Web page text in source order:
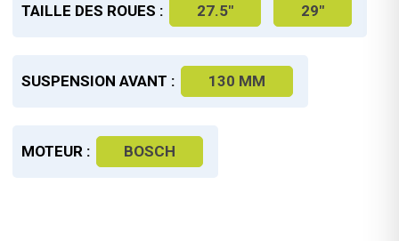
TAILLE DES ROUES : 27.5" 29"
SUSPENSION AVANT : 130 MM
MOTEUR : BOSCH